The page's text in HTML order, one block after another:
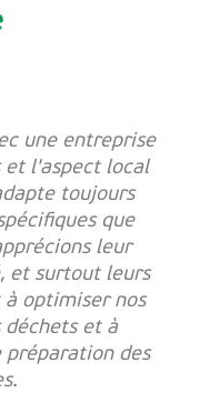
une entreprise
et l'aspect local
toujours
que
leur
et surtout leurs
à optimiser nos
déchets et à
préparation des